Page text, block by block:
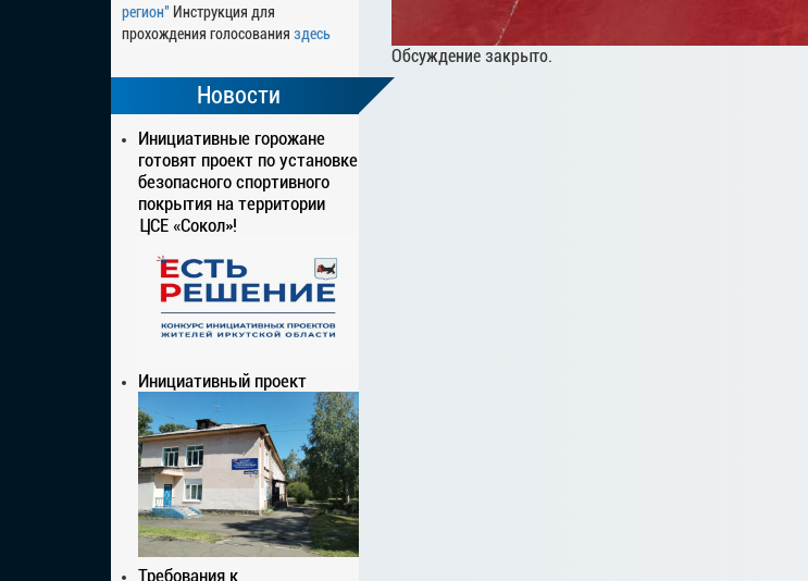
регион" Инструкция для
прохождения голосования здесь
Новости
Инициативные горожане
готовят проект по установке
безопасного спортивного
покрытия на территории
ЦСЕ «Сокол»!
Инициативный проект
Требования к
Обсуждение закрыто.